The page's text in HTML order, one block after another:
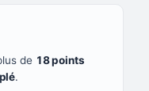
mauve
de 18 points
.